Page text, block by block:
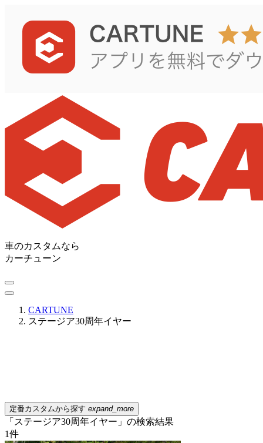
車のカスタムなら
カーチューン
CARTUNE
ステージア30周年イヤー
定番カスタムから探す expand_more
「ステージア30周年イヤー」の検索結果
1件